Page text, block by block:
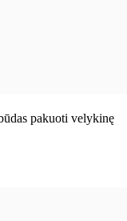
pakuoti velykinę